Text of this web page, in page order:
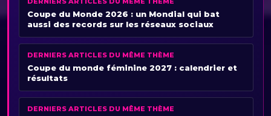
Coupe du Monde 2026 : un Mondial qui bat
aussi des records sur les réseaux sociaux
DERNIERS ARTICLES DU MÊME THÈME
Coupe du monde féminine 2027 : calendrier et
résultats
DERNIERS ARTICLES DU MÊME THÈME